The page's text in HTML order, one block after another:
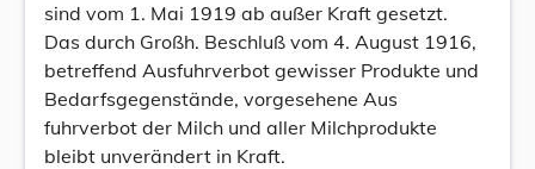
sind vom 1. Mai 1919 ab außer Kraft gesetzt.
Das durch Großh. Beschluß vom 4. August 1916,
betreffend Ausfuhrverbot gewisser Produkte und
Bedarfsgegenstände, vorgesehene Aus
fuhrverbot der Milch und aller Milchprodukte
bleibt unverändert in Kraft.